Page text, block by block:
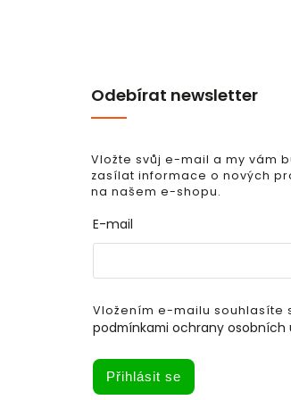
Odebírat newsletter
Vložte svůj e-mail a my vám
zasílat informace o nových
na našem e-shopu.
E-mail
Vložením e-mailu souhlasíte
podmínkami ochrany osobních
Přihlásit se